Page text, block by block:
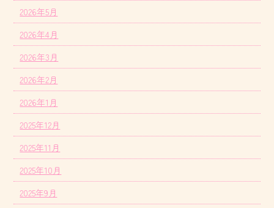
2026年5月
2026年4月
2026年3月
2026年2月
2026年1月
2025年12月
2025年11月
2025年10月
2025年9月